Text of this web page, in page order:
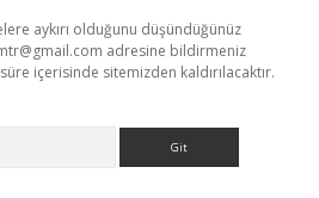
aykırı olduğunu düşündüğünüz
adresine bildirmeniz
içerisinde sitemizden kaldırılacaktır.